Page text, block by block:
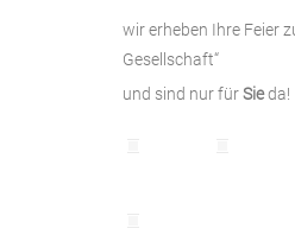
wir erheben Ihre Feier
Gesellschaft“
und sind nur fürSieda!